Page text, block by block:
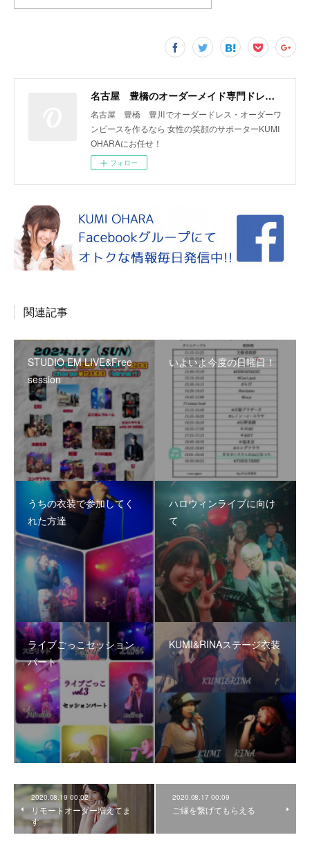
名古屋 豊橋のオーダーメイド専門ドレスデザイナー KUMI OHARA
名古屋 豊橋 豊川でオーダードレス・オーダーワ
ンピースを作るなら 女性の笑顔のサポーターKUMI
OHARAにお任せ！
フォロー
関連記事
STUDIO EM LIVE&Free
session
いよいよ今度の日曜日！
うちの衣装で参加してく
れた方達
ハロウィンライブに向け
て
ライブごっこセッション
パート
KUMI&RINAステージ衣装
2020.08.19 00:02
リモートオーダー増えてま
す
2020.08.17 00:09
ご縁を繋げてもらえる